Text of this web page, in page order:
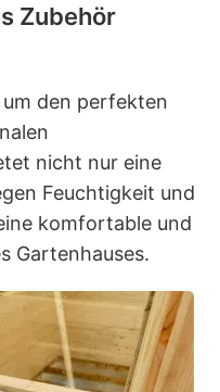
Zubehör
den perfekten
nicht nur eine
Feuchtigkeit und
komfortable und
Gartenhauses.